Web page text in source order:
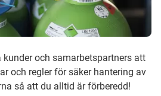
kunder och samarbetspartners att
och regler för säker hantering av
så att du alltid är förberedd!